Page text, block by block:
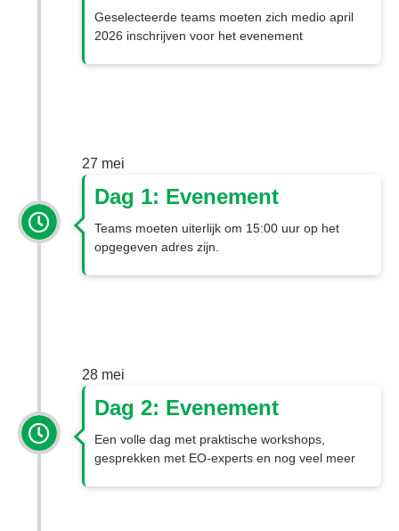
Geselecteerde teams moeten zich medio april
2026 inschrijven voor het evenement
27 mei
Dag 1: Evenement
Teams moeten uiterlijk om 15:00 uur op het
opgegeven adres zijn.
28 mei
Dag 2: Evenement
Een volle dag met praktische workshops,
gesprekken met EO-experts en nog veel meer